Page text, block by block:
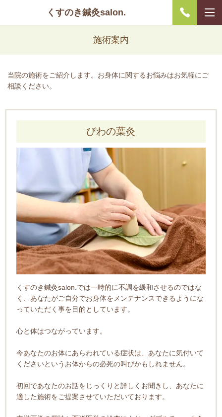
くすのき鍼灸salon.
施術案内
当院の施術をご紹介します。お身体に関するお悩みはお気軽にご
相談ください。
びわの葉灸
くすのき鍼灸salon.では一時的に不調を緩和させるのではな
く、あなたがご自分でお身体をメンテナンスできるようにな
っていただく事を目的としています。
心と体はつながっています。
今あなたのお体にあらわれている症状は、あなたに気付いて
くださいというお体からの必死の叫びかもしれません。
初回であなたのお話をじっくりと詳しくお聞きし、あなたに
適した施術をご提案させていただいております。